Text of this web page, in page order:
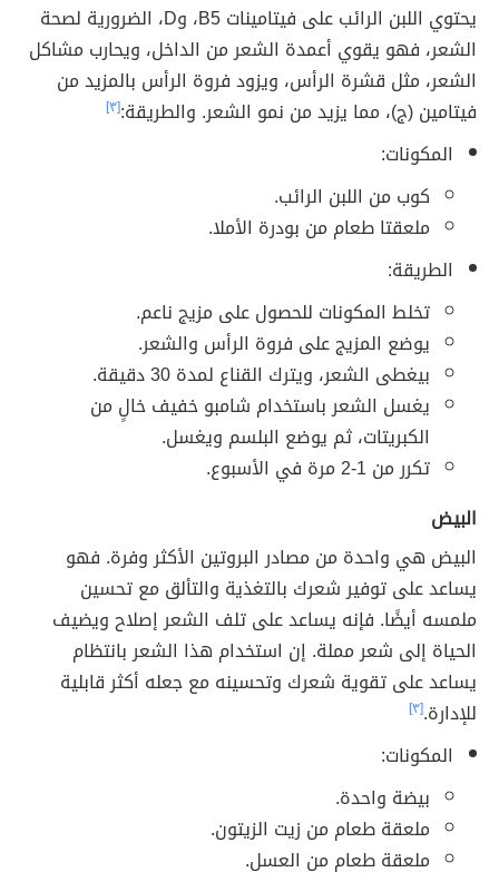
يحتوي اللبن الرائب على فيتامينات B5، وD، الضرورية لصحة
الشعر، فهو يقوي أعمدة الشعر من الداخل، ويحارب مشاكل
الشعر، مثل قشرة الرأس، ويزود فروة الرأس بالمزيد من
فيتامين (ج)، مما يزيد من نمو الشعر. والطريقة:[٣]
المكونات:
كوب من اللبن الرائب.
ملعقتا طعام من بودرة الأملا.
الطريقة:
تخلط المكونات للحصول على مزيج ناعم.
يوضع المزيج على فروة الرأس والشعر.
بيغطى الشعر، ويترك القناع لمدة 30 دقيقة.
يغسل الشعر باستخدام شامبو خفيف خالٍ من
الكبريتات، ثم يوضع البلسم ويغسل.
تكرر من 1-2 مرة في الأسبوع.
البيض
البيض هي واحدة من مصادر البروتين الأكثر وفرة. فهو
يساعد على توفير شعرك بالتغذية والتألق مع تحسين
ملمسه أيضًا. فإنه يساعد على تلف الشعر إصلاح ويضيف
الحياة إلى شعر مملة. إن استخدام هذا الشعر بانتظام
يساعد على تقوية شعرك وتحسينه مع جعله أكثر قابلية
للإدارة.[٣]
المكونات:
بيضة واحدة.
ملعقة طعام من زيت الزيتون.
ملعقة طعام من العسل.